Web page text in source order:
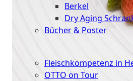
Berkel
Dry Aging
Bücher & Poster
Fleischkompetenz in
OTTO on Tour